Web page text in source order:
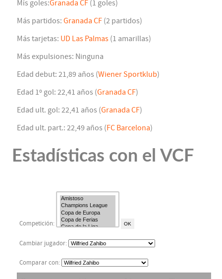
Mís goles:Granada CF (1 goles)
Más partidos: Granada CF (2 partidos)
Más tarjetas: UD Las Palmas (1 amarillas)
Más expulsiones: Ninguna
Edad debut: 21,89 años (Wiener Sportklub)
Edad 1º gol: 22,41 años (Granada CF)
Edad ult. gol: 22,41 años (Granada CF)
Edad ult. part.: 22,49 años (FC Barcelona)
Estadísticas con el VCF
Competición:
Cambiar jugador:
Comparar con: